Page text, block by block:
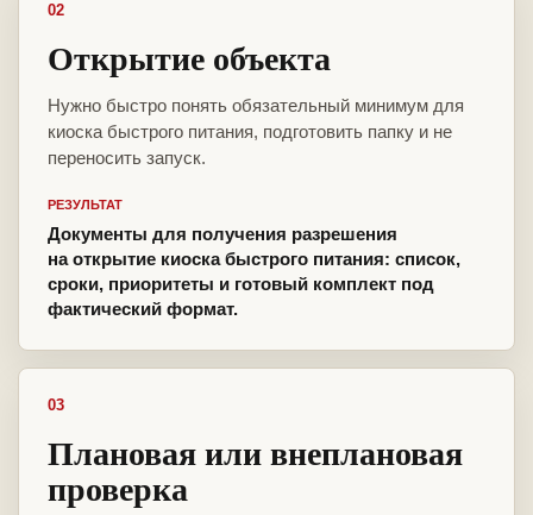
02
Открытие объекта
Нужно быстро понять обязательный минимум для
киоска быстрого питания, подготовить папку и не
переносить запуск.
РЕЗУЛЬТАТ
Документы для получения разрешения
на открытие киоска быстрого питания: список,
сроки, приоритеты и готовый комплект под
фактический формат.
03
Плановая или внеплановая
проверка